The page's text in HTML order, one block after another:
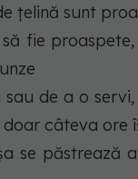
țelină sunt
fie
de a o
câteva ore
se păstrează